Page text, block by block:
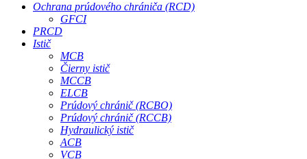
Ochrana prúdového chrániča (RCD)
GFCI
PRCD
Istič
MCB
Čierny istič
MCCB
ELCB
Prúdový chránič (RCBO)
Prúdový chránič (RCCB)
Hydraulický istič
ACB
VCB